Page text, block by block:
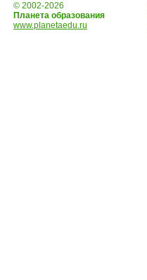
© 2002-2026
Планета образования
www.planetaedu.ru